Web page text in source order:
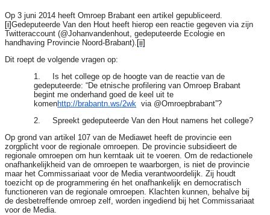
Op 3 juni 2014 heeft Omroep Brabant een artikel gepubliceerd.
[i]Gedeputeerde Van den Hout heeft hierop een reactie gegeven via zijn
Twitteraccount (@Johanvandenhout, gedeputeerde Ecologie en
handhaving Provincie Noord-Brabant). [ii]
Dit roept de volgende vragen op:
1. Is het college op de hoogte van de reactie van de
gedeputeerde: “De etnische profilering van Omroep Brabant
begint me onderhand goed de keel uit te
komenhttp://brabantn.ws/2wk via @Omroepbrabant”?
2. Spreekt gedeputeerde Van den Hout namens het college?
Op grond van artikel 107 van de Mediawet heeft de provincie een
zorgplicht voor de regionale omroepen. De provincie subsidieert de
regionale omroepen om hun kerntaak uit te voeren. Om de redactionele
onafhankelijkheid van de omroepen te waarborgen, is niet de provincie
maar het Commissariaat voor de Media verantwoordelijk. Zij houdt
toezicht op de programmering én het onafhankelijk en democratisch
functioneren van de regionale omroepen. Klachten kunnen, behalve bij
de desbetreffende omroep zelf, worden ingediend bij het Commissariaat
voor de Media.